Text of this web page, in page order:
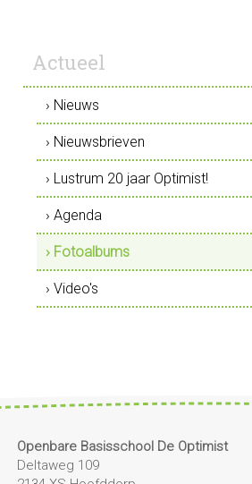
Actueel
› Nieuws
› Nieuwsbrieven
› Lustrum 20 jaar Optimist!
› Agenda
› Fotoalbums
› Video's
Openbare Basisschool De Optimist
Deltaweg 109